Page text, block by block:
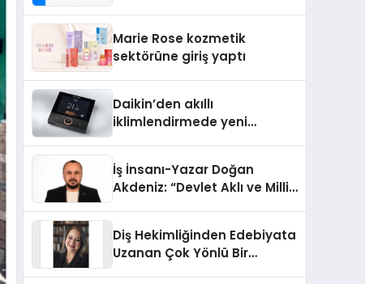
Aldı
Marie Rose kozmetik
sektörüne giriş yaptı
Daikin’den akıllı
iklimlendirmede yeni
İş İnsanı-Yazar Doğan
Akdeniz: “Devlet Aklı ve Milli
Diş Hekimliğinden Edebiyata
Uzanan Çok Yönlü Bir